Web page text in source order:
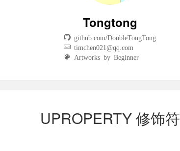
Tongtong
github.com/DoubleTongTong
timchen021@qq.com
Artworks by Beginner
UPROPERTY 修饰符